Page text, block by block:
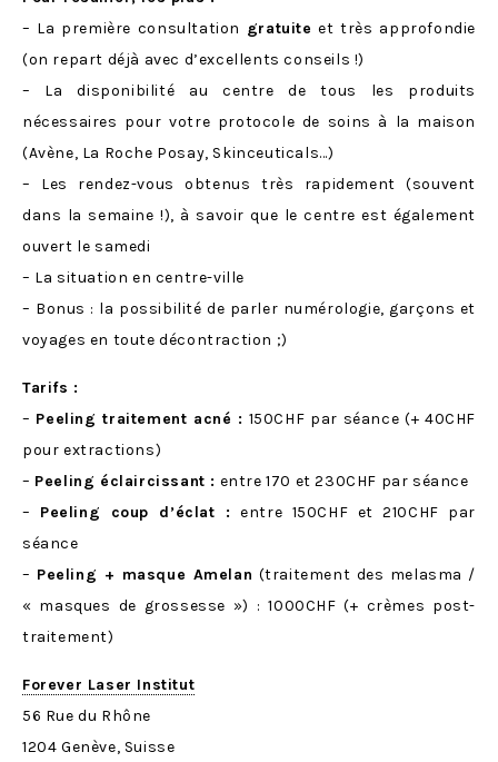
– La première consultation gratuite et très approfondie
(on repart déjà avec d’excellents conseils !)
– La disponibilité au centre de tous les produits
nécessaires pour votre protocole de soins à la maison
(Avène, La Roche Posay, Skinceuticals…)
– Les rendez-vous obtenus très rapidement (souvent
dans la semaine !), à savoir que le centre est également
ouvert le samedi
– La situation en centre-ville
– Bonus : la possibilité de parler numérologie, garçons et
voyages en toute décontraction ;)
Tarifs :
– Peeling traitement acné : 150CHF par séance (+ 40CHF
pour extractions)
– Peeling éclaircissant : entre 170 et 230CHF par séance
– Peeling coup d’éclat : entre 150CHF et 210CHF par
séance
– Peeling + masque Amelan (traitement des melasma /
« masques de grossesse ») : 1000CHF (+ crèmes post-
traitement)
Forever Laser Institut
56 Rue du Rhône
1204 Genève, Suisse